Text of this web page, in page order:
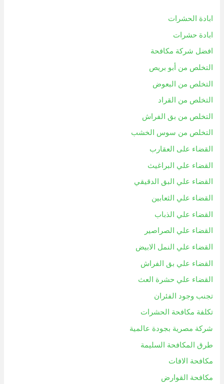
ابادة الحشرات
ابادة حشرات
افضل شركة مكافحة
التخلص من أبو بريص
التخلص من البعوض
التخلص من القراد
التخلص من بق الفراش
التخلص من سوس الخشب
القضاء على العقارب
القضاء علي البراغيث
القضاء علي البق الدقيقي
القضاء علي الثعابين
القضاء علي الذباب
القضاء علي الصراصير
القضاء علي النمل الابيض
القضاء علي بق الفراش
القضاء علي حشرة العث
تجنب وجود الفئران
تكلفة مكافحة الحشرات
شركة مصرية بجودة عالمية
طرق المكافحة السليمة
مكافحة الافات
مكافحة القوارض